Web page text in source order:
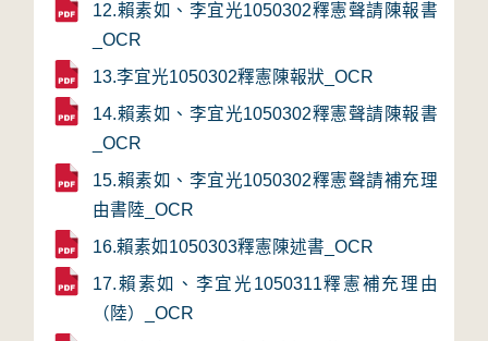
12.賴素如、李宜光1050302釋憲聲請陳報書
_OCR
13.李宜光1050302釋憲陳報狀_OCR
14.賴素如、李宜光1050302釋憲聲請陳報書
_OCR
15.賴素如、李宜光1050302釋憲聲請補充理
由書陸_OCR
16.賴素如1050303釋憲陳述書_OCR
17.賴素如、李宜光1050311釋憲補充理由
（陸）_OCR